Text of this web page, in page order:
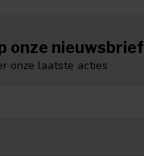
onze nieuwsbrief
onze laatste acties